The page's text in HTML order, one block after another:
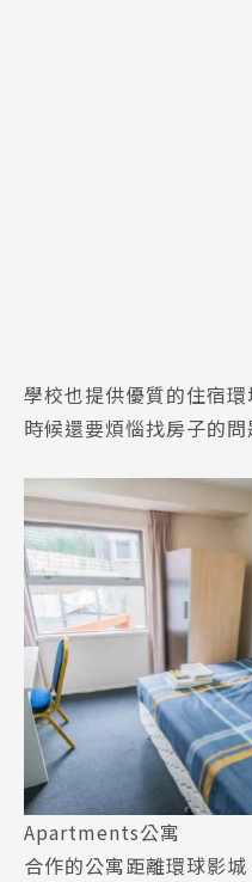
Latest News 最
學校也提供優質的住宿
時候還要煩惱找房子的問
Apartments公寓
合作的公寓距離環球影